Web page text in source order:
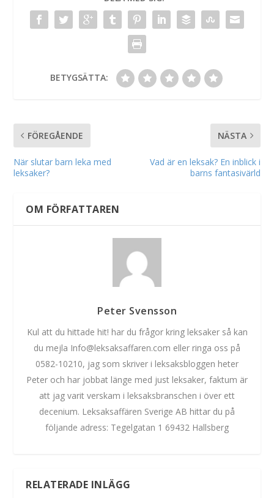
BETYGSÄTTA:
FÖREGÅENDE
När slutar barn leka med
leksaker?
NÄSTA
Vad är en leksak? En inblick i
barns fantasivärld
OM FÖRFATTAREN
Peter Svensson
Kul att du hittade hit! har du frågor kring leksaker så kan
du mejla Info@leksaksaffaren.com eller ringa oss på
0582-10210, jag som skriver i leksaksbloggen heter
Peter och har jobbat länge med just leksaker, faktum är
att jag varit verskam i leksaksbranschen i över ett
decenium. Leksaksaffären Sverige AB hittar du på
följande adress: Tegelgatan 1 69432 Hallsberg
RELATERADE INLÄGG